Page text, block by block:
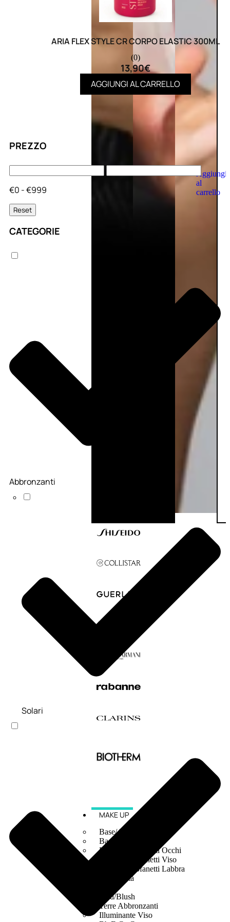
Aggiungi
al
carrello
MAKE UP
Base/ Primer Occhi
Base/ Primer Viso
Palette E Cofanetti Occhi
Palette E Cofanetti Viso
Palette E Cofanetti Labbra
Fondotinta
Fard/Blush
Terre Abbronzanti
Illuminante Viso
PREZZO
€0 - €999
Reset
CATEGORIE
Abbronzanti
Solari
ARIA FLEX STYLE CR CORPO ELASTIC 300ML
(0)
13,90€
AGGIUNGI AL CARRELLO